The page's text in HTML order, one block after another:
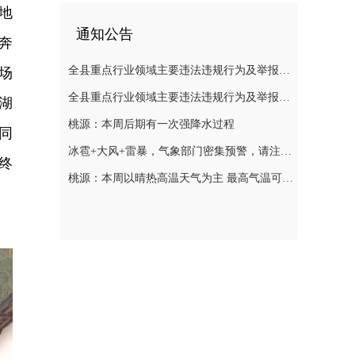
通知公告
全县重点行业领域主要违法违规行为及举报方式通告（五）
全县重点行业领域主要违法违规行为及举报方式通告（二）
桃源：本周后期有一次强降水过程
冰雹+大风+雷暴，气象部门密集预警，请注意防范
桃源：本周以晴热高温天气为主 最高气温可达39℃